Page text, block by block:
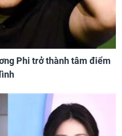
Phi trở thành tâm điểm